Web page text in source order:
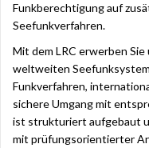
Funkberechtigung auf
Seefunkverfahren.
Mit dem LRC erwerben
weltweiten
Funkverfahren,
sichere Umgang mit
ist strukturiert aufgebaut
mit prüfungsorientierter